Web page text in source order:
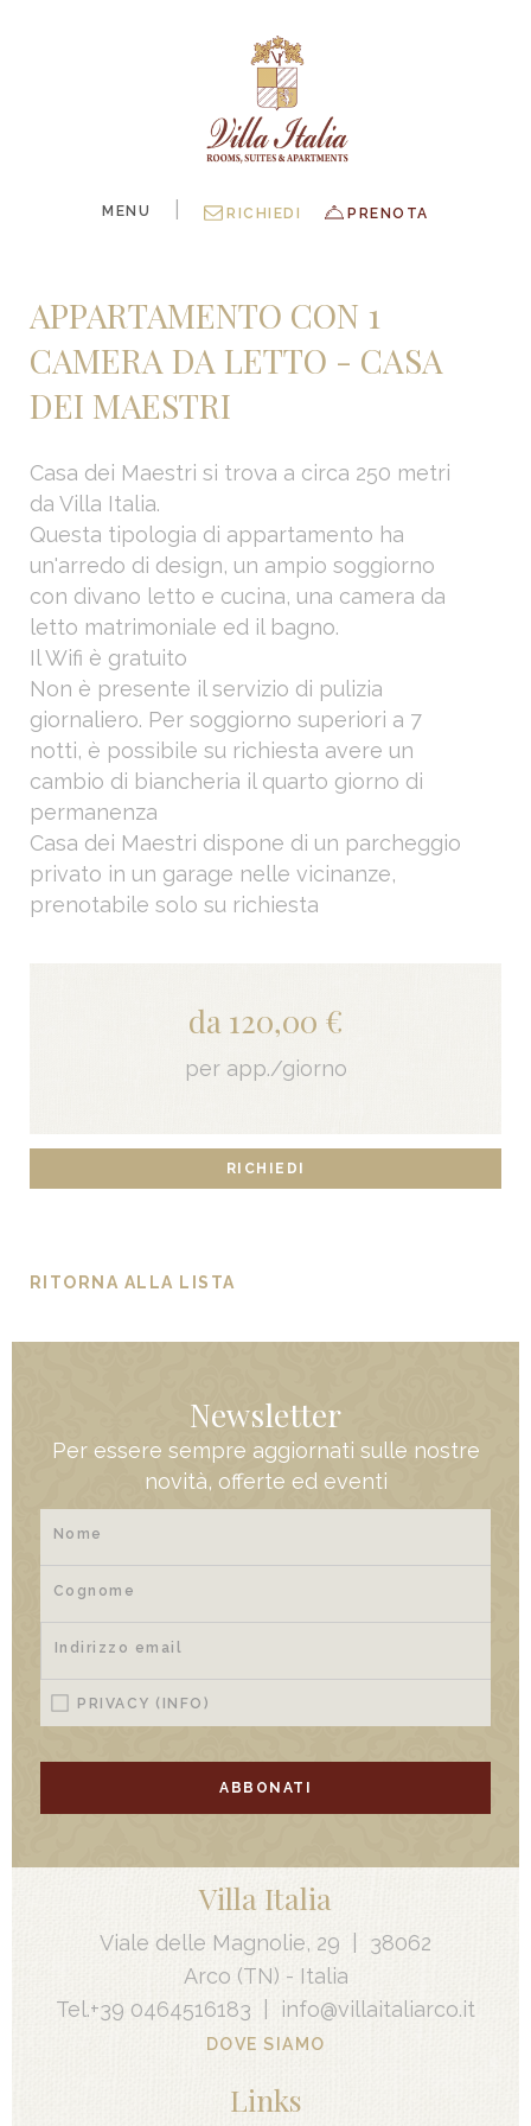
MENU RICHIEDI PRENOTA
APPARTAMENTO CON 1
CAMERA DA LETTO - CASA
DEI MAESTRI
Casa dei Maestri si trova a circa 250 metri
da Villa Italia.
Questa tipologia di appartamento ha
un'arredo di design, un ampio soggiorno
con divano letto e cucina, una camera da
letto matrimoniale ed il bagno.
Il Wifi è gratuito
Non è presente il servizio di pulizia
giornaliero. Per soggiorno superiori a 7
notti, è possibile su richiesta avere un
cambio di biancheria il quarto giorno di
permanenza
Casa dei Maestri dispone di un parcheggio
privato in un garage nelle vicinanze,
prenotabile solo su richiesta
da 120,00 €
per app./giorno
RICHIEDI
RITORNA ALLA LISTA
Newsletter
Per essere sempre aggiornati sulle nostre
novità, offerte ed eventi
PRIVACY (INFO)
ABBONATI
Villa Italia
Viale delle Magnolie, 29
38062
Arco (TN) - Italia
Tel.+39 0464516183 info@villaitaliarco.it
DOVE SIAMO
Links